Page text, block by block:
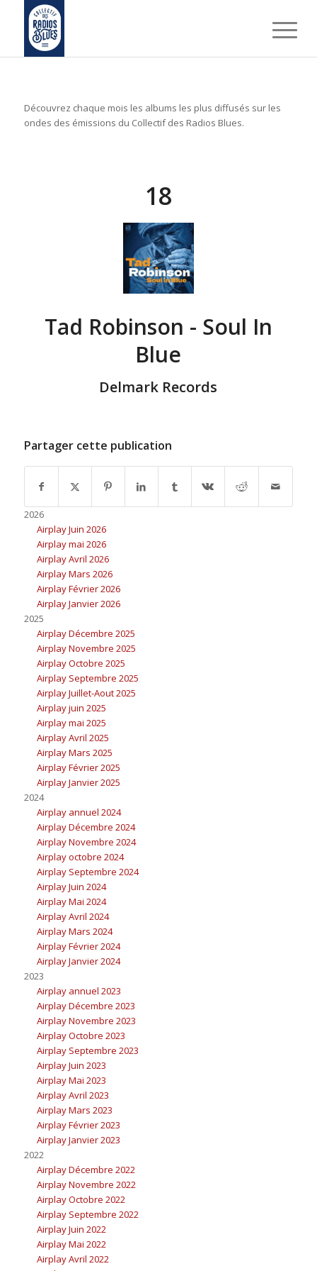
Découvrez chaque mois les albums les plus diffusés sur les
ondes des émissions du Collectif des Radios Blues.
18
Tad Robinson - Soul In
Blue
Delmark Records
Partager cette publication
2026
Airplay Juin 2026
Airplay mai 2026
Airplay Avril 2026
Airplay Mars 2026
Airplay Février 2026
Airplay Janvier 2026
2025
Airplay Décembre 2025
Airplay Novembre 2025
Airplay Octobre 2025
Airplay Septembre 2025
Airplay Juillet-Aout 2025
Airplay juin 2025
Airplay mai 2025
Airplay Avril 2025
Airplay Mars 2025
Airplay Février 2025
Airplay Janvier 2025
2024
Airplay annuel 2024
Airplay Décembre 2024
Airplay Novembre 2024
Airplay octobre 2024
Airplay Septembre 2024
Airplay Juin 2024
Airplay Mai 2024
Airplay Avril 2024
Airplay Mars 2024
Airplay Février 2024
Airplay Janvier 2024
2023
Airplay annuel 2023
Airplay Décembre 2023
Airplay Novembre 2023
Airplay Octobre 2023
Airplay Septembre 2023
Airplay Juin 2023
Airplay Mai 2023
Airplay Avril 2023
Airplay Mars 2023
Airplay Février 2023
Airplay Janvier 2023
2022
Airplay Décembre 2022
Airplay Novembre 2022
Airplay Octobre 2022
Airplay Septembre 2022
Airplay Juin 2022
Airplay Mai 2022
Airplay Avril 2022